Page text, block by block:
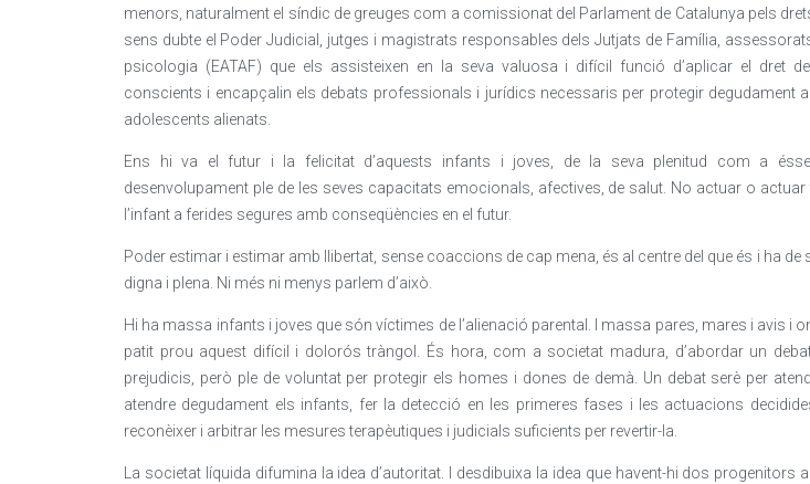
menors, naturalment el síndic de greuges com a comissionat del Parlament de Catalunya pels
sens dubte el Poder Judicial, jutges i magistrats responsables dels Jutjats de Família,
psicologia (EATAF) que els assisteixen en la seva valuosa i difícil funció d’aplicar el dret
conscients i encapçalin els debats professionals i jurídics necessaris per protegir degudament
adolescents alienats.
Ens hi va el futur i la felicitat d’aquests infants i joves, de la seva plenitud com a
desenvolupament ple de les seves capacitats emocionals, afectives, de salut. No actuar o
l’infant a ferides segures amb conseqüències en el futur.
Poder estimar i estimar amb llibertat, sense coaccions de cap mena, és al centre del que és i ha de
digna i plena. Ni més ni menys parlem d’això.
Hi ha massa infants i joves que són víctimes de l’alienació parental. I massa pares, mares i avis i
patit prou aquest difícil i dolorós tràngol. És hora, com a societat madura, d’abordar un
prejudicis, però ple de voluntat per protegir els homes i dones de demà. Un debat serè per
atendre degudament els infants, fer la detecció en les primeres fases i les actuacions
reconèixer i arbitrar les mesures terapèutiques i judicials suficients per revertir-la.
La societat líquida difumina la idea d’autoritat. I desdibuixa la idea que havent-hi dos progenitors